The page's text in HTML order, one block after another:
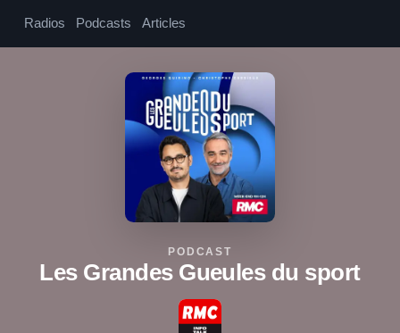
Radios Podcasts Articles
PODCAST
Les Grandes Gueules du sport